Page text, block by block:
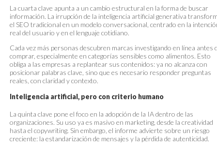
La cuarta clave apunta a un cambio estructural en la forma de buscar
información. La irrupción de la inteligencia artificial generativa
el SEO tradicional en un modelo conversacional, centrado en la
real del usuario y en el lenguaje cotidiano.
Cada vez más personas descubren marcas investigando en línea antes
comprar, especialmente en categorías sensibles como alimentos. Esto
obliga a las empresas a replantear sus contenidos: ya no alcanza con
posicionar palabras clave, sino que es necesario responder preguntas
reales, con claridad y contexto.
Inteligencia artificial, pero con criterio humano
La quinta clave pone el foco en la adopción de la IA dentro de las
organizaciones. Su uso ya es masivo en marketing, desde la creatividad
hasta el copywriting. Sin embargo, el informe advierte sobre un riesgo
creciente: la estandarización de mensajes y la pérdida de autenticidad.